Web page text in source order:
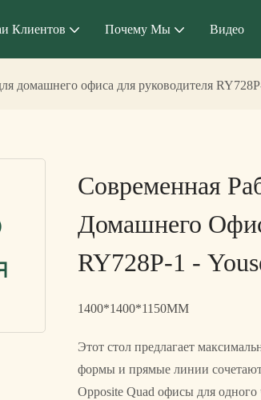
Клиентов Почему Мы Видео
домашнего офиса для руководителя
Современная
Домашнего
RY728P-1 -
1400*1400*1150MM
Этот стол предлагает
формы и прямые линии
Opposite Quad офисы для